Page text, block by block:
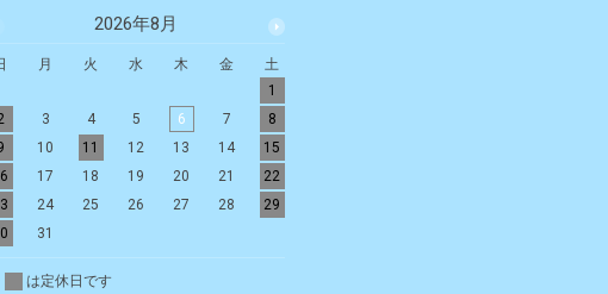
2026年8月
月 火 水 木 金
土
1
3 4 5 6 7
8
10 11 12 13 14
15
17 18 19 20 21
22
24 25 26 27 28
29
31
は定休日です